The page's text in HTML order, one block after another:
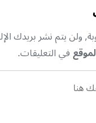
ولن يتم نشر بريدك
في التعليقات.